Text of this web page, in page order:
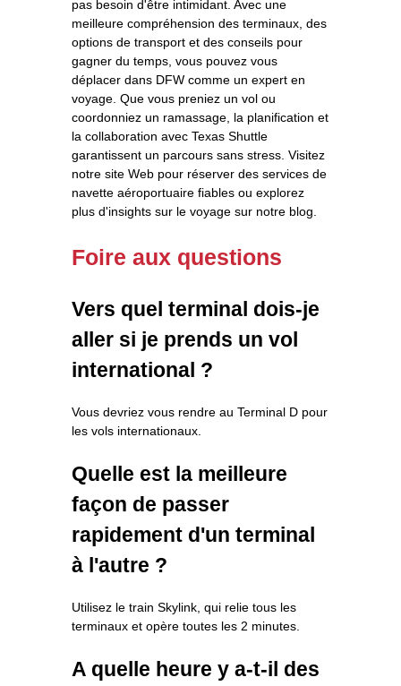
pas besoin d'être intimidant. Avec une
meilleure compréhension des terminaux, des
options de transport et des conseils pour
gagner du temps, vous pouvez vous
déplacer dans DFW comme un expert en
voyage. Que vous preniez un vol ou
coordonniez un ramassage, la planification et
la collaboration avec Texas Shuttle
garantissent un parcours sans stress. Visitez
notre site Web pour réserver des services de
navette aéroportuaire fiables ou explorez
plus d'insights sur le voyage sur notre blog.
Foire aux questions
Vers quel terminal dois-je
aller si je prends un vol
international ?
Vous devriez vous rendre au Terminal D pour
les vols internationaux.
Quelle est la meilleure
façon de passer
rapidement d'un terminal
à l'autre ?
Utilisez le train Skylink, qui relie tous les
terminaux et opère toutes les 2 minutes.
A quelle heure y a-t-il des